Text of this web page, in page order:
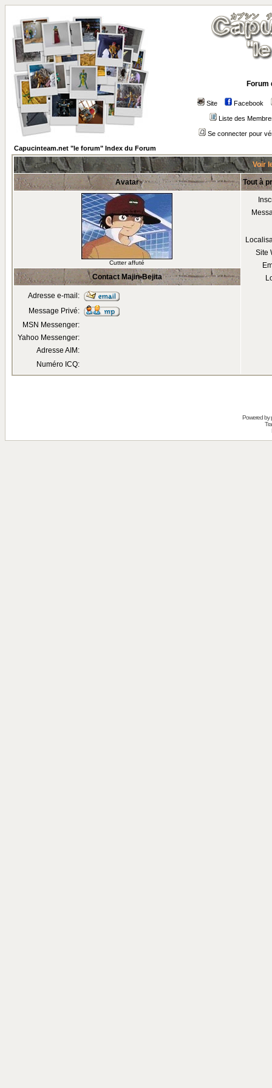
Forum
Site Facebook
Liste des
Se connecter pour
Capucinteam.net "le forum" Index du Forum
Voir
Avatar Tout à
Cutter affuté
Site
Contact Majin-Bejita
Adresse e-mail:
Message Privé:
MSN Messenger:
Yahoo Messenger:
Adresse AIM:
Numéro ICQ:
Powered by